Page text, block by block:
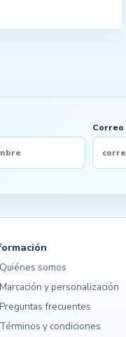
Correo
Quiénes somos
Marcación y personalización
Preguntas frecuentes
Términos y condiciones